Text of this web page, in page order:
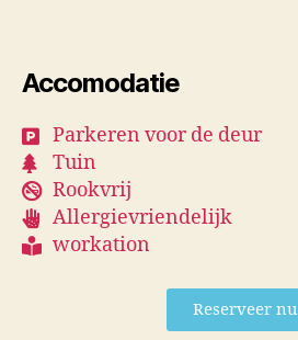
Accomodatie
Parkeren voor de deur
Tuin
Rookvrij
Allergievriendelijk
workation
Reserveer nu